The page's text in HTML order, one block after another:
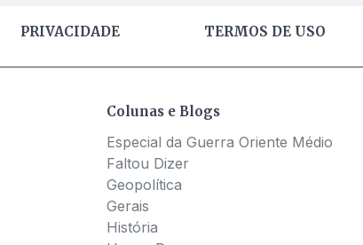
PRIVACIDADE TERMOS DE USO
Colunas e Blogs
Especial da Guerra Oriente Médio
Faltou Dizer
Geopolítica
Gerais
História